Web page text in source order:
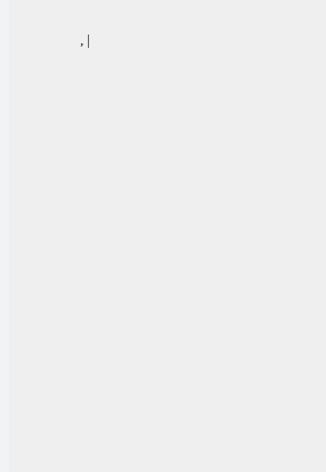
, |